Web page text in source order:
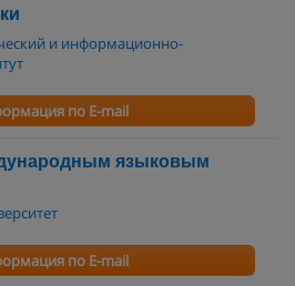
и информационно-
по E-mail
языковым
по E-mail